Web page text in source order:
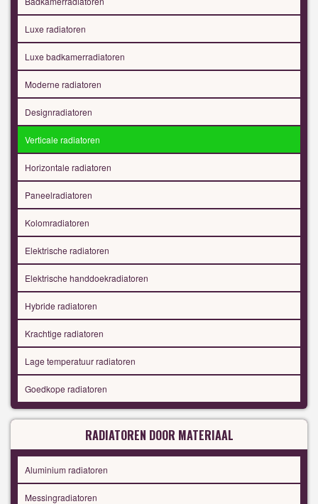
Luxe radiatoren
Luxe badkamerradiatoren
Moderne radiatoren
Designradiatoren
Verticale radiatoren
Horizontale radiatoren
Paneelradiatoren
Kolomradiatoren
Elektrische radiatoren
Elektrische handdoekradiatoren
Hybride radiatoren
Krachtige radiatoren
Lage temperatuur radiatoren
Goedkope radiatoren
RADIATOREN DOOR MATERIAAL
Aluminium radiatoren
Messingradiatoren